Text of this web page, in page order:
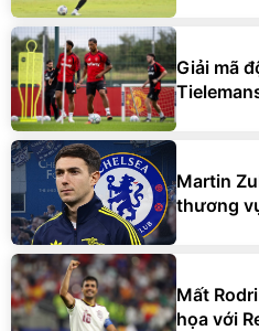
Giải mã
Martin
thương
Mất
họa với